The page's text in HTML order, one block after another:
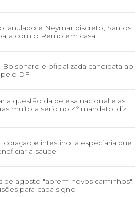
anulado e Neymar discreto, Santos
com o Remo em casa
Bolsonaro é oficializada candidata ao
DF
a questão da defesa nacional e as
muito a sério no 4º mandato, diz
coração e intestino: a especiaria que
a saúde
de agosto "abrem novos caminhos":
para cada signo